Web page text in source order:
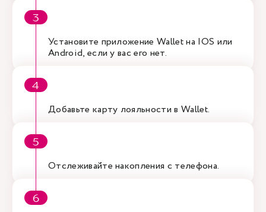
Установите приложение Wallet на IOS или
Android, если у вас его нет.
Добавьте карту лояльности в Wallet.
Отслеживайте накопления с телефона.